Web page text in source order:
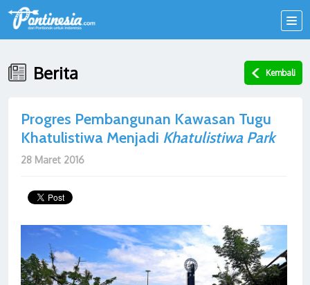
Berita Kembali
Progres Pembangunan Kawasan Tugu
Khatulistiwa Menjadi Khatulistiwa Park
28 Maret 2016